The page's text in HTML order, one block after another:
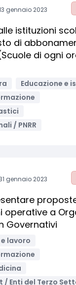
gennaio 2023
istituzioni
di
di ogni
Educazione e
/ PNRR
gennaio 2023
operative a
Governativi
lavoro
/ Enti del Terzo